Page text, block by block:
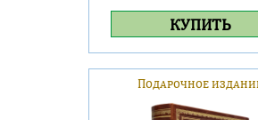
КУПИТЬ
Подарочное